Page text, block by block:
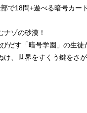
18問+遊べる暗号カー
ナゾの砂漠！
びだす「暗号学園」の
、世界をすくう鍵をさが